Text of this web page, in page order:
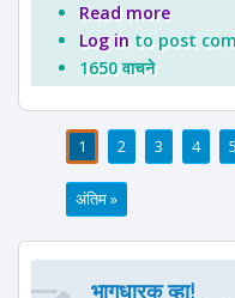
Read moreabout
Log in to post
1650 वाचने
1 2 3 4 5
अंतिम »
भागधारक व्हा!